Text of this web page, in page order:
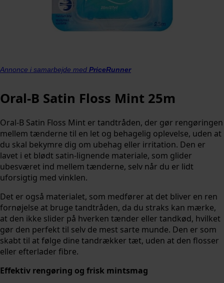
Annonce i samarbejde med PriceRunner
Oral-B Satin Floss Mint 25m
Oral-B Satin Floss Mint er tandtråden, der gør rengøringen
mellem tænderne til en let og behagelig oplevelse, uden at
du skal bekymre dig om ubehag eller irritation. Den er
lavet i et blødt satin-lignende materiale, som glider
ubesværet ind mellem tænderne, selv når du er lidt
uforsigtig med vinklen.
Det er også materialet, som medfører at det bliver en ren
fornøjelse at bruge tandtråden, da du straks kan mærke,
at den ikke slider på hverken tænder eller tandkød, hvilket
gør den perfekt til selv de mest sarte munde. Den er som
skabt til at følge dine tandrækker tæt, uden at den flosser
eller efterlader fibre.
Effektiv rengøring og frisk mintsmag